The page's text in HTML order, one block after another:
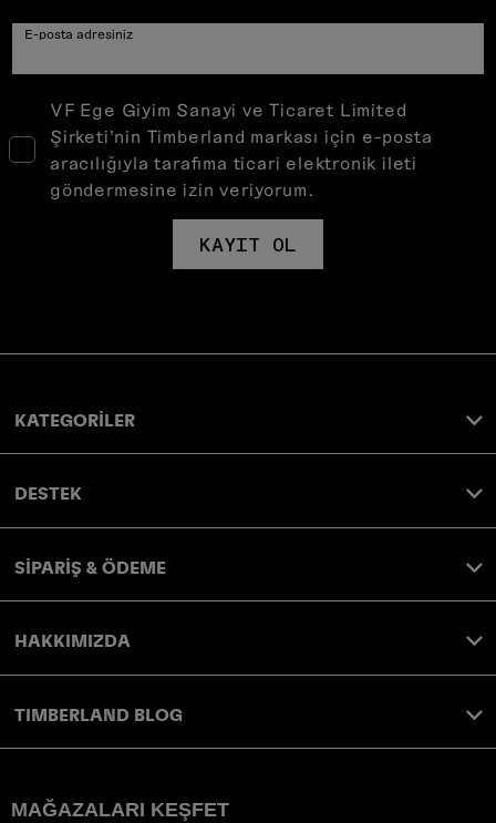
E-posta adresiniz
VF Ege Giyim Sanayi ve Ticaret Limited
Şirketi’nin Timberland markası için e-posta
aracılığıyla tarafıma ticari elektronik ileti
göndermesine izin veriyorum.
KAYIT OL
KATEGORİLER
DESTEK
SİPARİŞ & ÖDEME
HAKKIMIZDA
TIMBERLAND BLOG
MAĞAZALARI KEŞFET